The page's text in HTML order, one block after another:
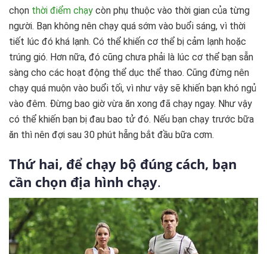
chọn thời điểm chạy còn phụ thuộc vào thời gian của từng
người. Bạn không nên chạy quá sớm vào buổi sáng, vì thời
tiết lúc đó khá lạnh. Có thể khiến cơ thể bị cảm lạnh hoặc
trúng gió. Hơn nữa, đó cũng chưa phải là lúc cơ thể bạn sẵn
sàng cho các hoạt động thể dục thể thao. Cũng đừng nên
chạy quá muộn vào buổi tối, vì như vậy sẽ khiến bạn khó ngủ
vào đêm. Đừng bao giờ vừa ăn xong đã chạy ngay. Như vậy
có thể khiến bạn bị đau bao tử đó. Nếu bạn chạy trước bữa
ăn thì nên đợi sau 30 phút hẵng bắt đầu bữa cơm.
Thứ hai, để chạy bộ đúng cách, bạn
cần chọn địa hình chạy.